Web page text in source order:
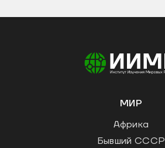
МИР
Африка
Бывший СССР